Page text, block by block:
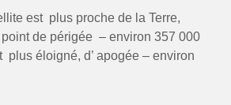
est plus proche de la Terre,
de périgée – environ 357 000
plus éloigné, d’ apogée – environ